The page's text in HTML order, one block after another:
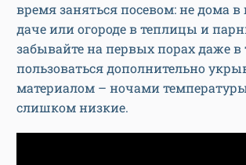
время заняться посевом: не дома
даче или огороде в теплицы и
забывайте на первых порах даже в
пользоваться дополнительно
материалом – ночами
слишком низкие.